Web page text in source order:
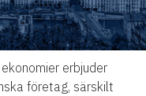
erbjuder
företag, särskilt